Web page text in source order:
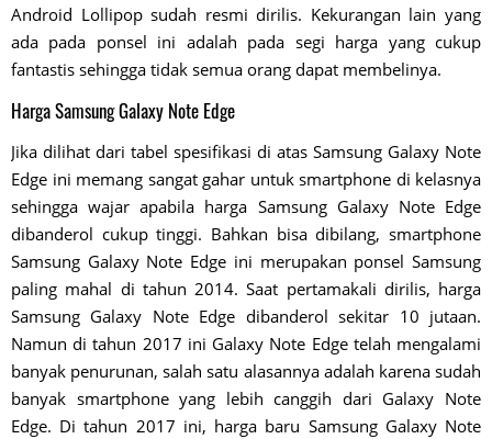
Android Lollipop sudah resmi dirilis. Kekurangan lain yang
ada pada ponsel ini adalah pada segi harga yang cukup
fantastis sehingga tidak semua orang dapat membelinya.
Harga Samsung Galaxy Note Edge
Jika dilihat dari tabel spesifikasi di atas Samsung Galaxy Note
Edge ini memang sangat gahar untuk smartphone di kelasnya
sehingga wajar apabila harga Samsung Galaxy Note Edge
dibanderol cukup tinggi. Bahkan bisa dibilang, smartphone
Samsung Galaxy Note Edge ini merupakan ponsel Samsung
paling mahal di tahun 2014. Saat pertamakali dirilis, harga
Samsung Galaxy Note Edge dibanderol sekitar 10 jutaan.
Namun di tahun 2017 ini Galaxy Note Edge telah mengalami
banyak penurunan, salah satu alasannya adalah karena sudah
banyak smartphone yang lebih canggih dari Galaxy Note
Edge. Di tahun 2017 ini, harga baru Samsung Galaxy Note